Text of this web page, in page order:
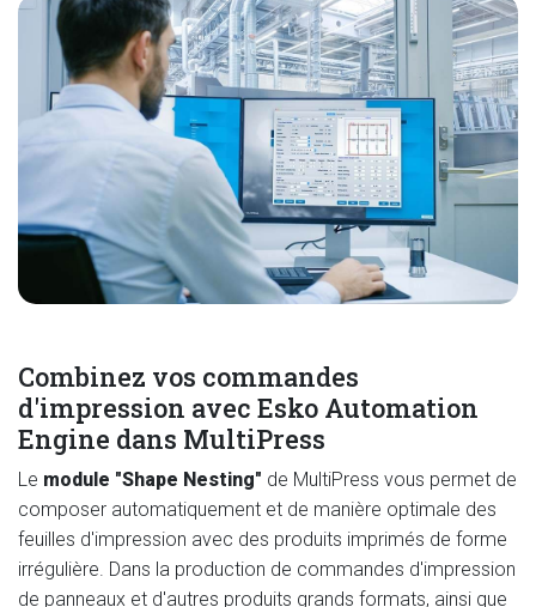
Combinez vos commandes
d'impression avec Esko Automation
Engine dans MultiPress
Le module "Shape Nesting" de MultiPress vous permet de
composer automatiquement et de manière optimale des
feuilles d'impression avec des produits imprimés de forme
irrégulière. Dans la production de commandes d'impression
de panneaux et d'autres produits grands formats, ainsi que